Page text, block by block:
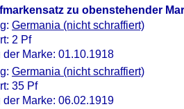
zu obenstehender
Germania (nicht schraffiert)
2 Pf
Marke: 01.10.1918
Germania (nicht schraffiert)
35 Pf
Marke: 06.02.1919